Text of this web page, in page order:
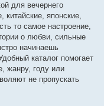
для вечернего
китайские, японские,
то самое настроение,
о любви, сильные
начинаешь
каталог помогает
жанру, году или
не пропускать